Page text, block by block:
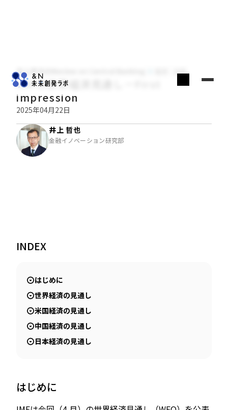
井上哲也のReview on Central Banking
IMFの世界経済見通し－First
impression
2025年04月22日
井上 哲也
金融イノベーション研究部
INDEX
はじめに
世界経済の見通し
米国経済の見通し
中国経済の見通し
日本経済の見通し
はじめに